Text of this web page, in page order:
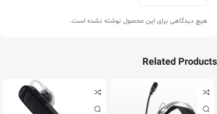
هیچ دیدگاهی برای این محصول نوشته نشده است.
Related Products